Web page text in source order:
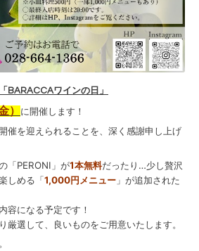
「BARACCAワインの日」
）
に開催します！
催を迎えられることを、深く感謝申し上げ
「PERONI」が1本無料だったり…少し贅沢
しめる「1,000円メニュー 」が追加された
容になる予定です！
厳選して、良いものをご用意いたします。